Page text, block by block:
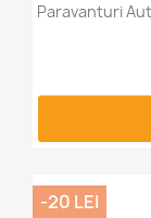
Paravanturi
-20 LEI